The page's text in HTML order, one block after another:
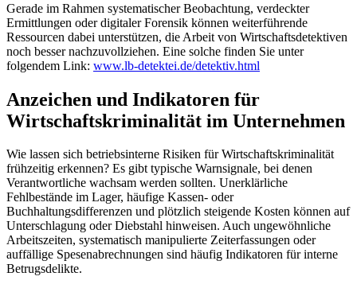
Gerade im Rahmen systematischer Beobachtung, verdeckter
Ermittlungen oder digitaler Forensik können weiterführende
Ressourcen dabei unterstützen, die Arbeit von Wirtschaftsdetektiven
noch besser nachzuvollziehen. Eine solche finden Sie unter
folgendem Link: www.lb-detektei.de/detektiv.html
Anzeichen und Indikatoren für
Wirtschaftskriminalität im Unternehmen
Wie lassen sich betriebsinterne Risiken für Wirtschaftskriminalität
frühzeitig erkennen? Es gibt typische Warnsignale, bei denen
Verantwortliche wachsam werden sollten. Unerklärliche
Fehlbestände im Lager, häufige Kassen- oder
Buchhaltungsdifferenzen und plötzlich steigende Kosten können auf
Unterschlagung oder Diebstahl hinweisen. Auch ungewöhnliche
Arbeitszeiten, systematisch manipulierte Zeiterfassungen oder
auffällige Spesenabrechnungen sind häufig Indikatoren für interne
Betrugsdelikte.